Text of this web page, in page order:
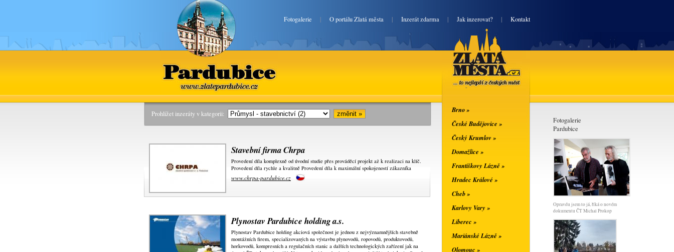
Fotogalerie | O portálu Zlatá města | Inzerát zdarma | Jak inzerovat? | Kontakt
Pardubice
www.zlatepardubice.cz
Prohlížet inzeráty v kategorii:
Stavební firma Chrpa
Provedení díla komplexně od úvodní studie přes prováděcí projekt až k realizaci na klíč.
Provedení díla rychle a kvalitně Provedení díla k maximální spokojeností zákazníka
www.chrpa-pardubice.cz
Plynostav Pardubice holding a.s.
Plynostav Pardubice holding akciová společnost je jednou z nejvýznamnějších stavebně
montážních firem, specializovaných na výstavbu plynovodů, ropovodů, produktovodů,
horkovodů, kompresních a regulačních stanic a dalších technologických zařízení jak na
Fotogalerie
Pardubice
Opravdu jsem to já, říká o novém
dokumentu ČT Michal Prokop
Zlatá města
... to nejlepší z
českých měst
Brno »
České Budějovice »
Český Krumlov »
Domažlice »
Františkovy Lázně »
Hradec Králové »
Cheb »
Karlovy Vary »
Liberec »
Mariánské Lázně »
Olomouc »